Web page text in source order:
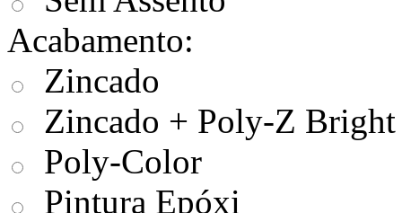
Acabamento:
Zincado
Zincado + Poly-Z Bright
Poly-Color
Pintura Epóxi